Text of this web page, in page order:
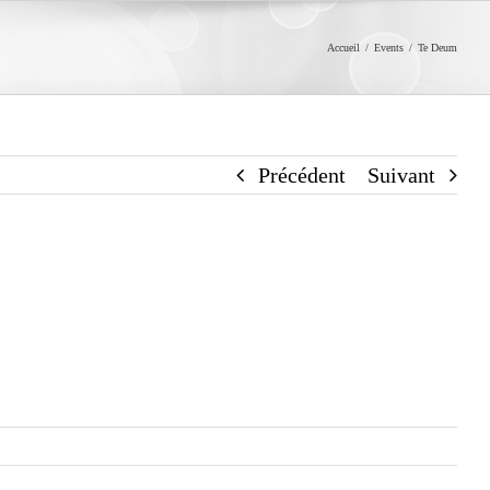
Accueil / Events / Te Deum
Précédent Suivant